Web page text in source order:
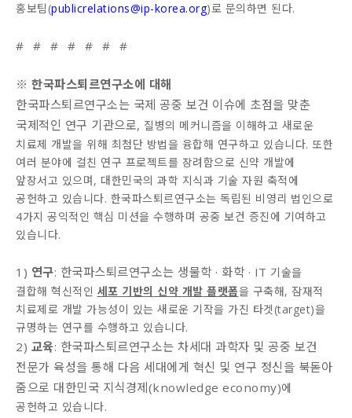
홍보팀(publicrelations@ip-korea.org)로 문의하면 된다.
# # # # # # #
※ 한국파스퇴르연구소에 대해
한국파스퇴르연구소는 국제 공중 보건 이슈에 초점을 맞춘
국제적인 연구 기관으로, 질병의 메커니즘을 이해하고 새로운
치료제 개발을 위해 최첨단 방법을 융합해 연구하고 있습니다. 또한
여러 분야에 걸친 연구 프로젝트를 장려함으로 신약 개발에
앞장서고 있으며, 대한민국의 과학 지식과 기술 자원 축적에
공헌하고 있습니다. 한국파스퇴르연구소는 독립된 비영리 법인으로
4가지 공익적인 핵심 미션을 수행하며 공중 보건 증진에 기여하고
있습니다.
1) 연구: 한국파스퇴르연구소는 생물학 · 화학 · IT 기술을
결합해 혁신적인 세포 기반의 신약 개발 플랫폼을 구축해, 잠재적
치료제로 개발 가능성이 있는 새로운 기작을 가진 타겟(target)을
규명하는 연구를 수행하고 있습니다.
2) 교육: 한국파스퇴르연구소는 차세대 과학자 및 공중 보건
전문가 육성을 통해 다음 세대에게 혁신 및 연구 정신을 북돋아
줌으로 대한민국 지식경제(knowledge economy)에
공헌하고 있습니다.